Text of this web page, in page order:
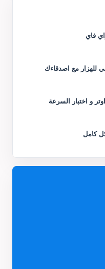
فاي
مع اصدقاءك
و اختبار السرعة
كامل